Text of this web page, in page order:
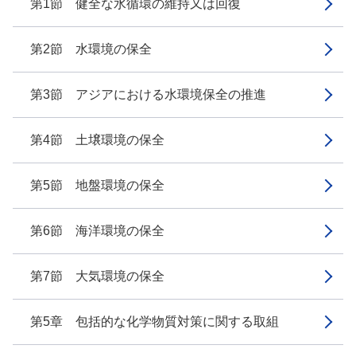
第1節 健全な水循環の維持又は回復
第2節 水環境の保全
第3節 アジアにおける水環境保全の推進
第4節 土壌環境の保全
第5節 地盤環境の保全
第6節 海洋環境の保全
第7節 大気環境の保全
第5章 包括的な化学物質対策に関する取組